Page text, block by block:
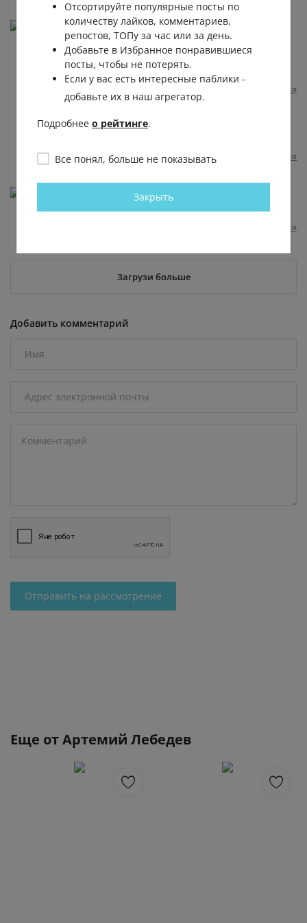
Юлия Старова
Совершенствоваться нужно, но как говаривал
Сальвадор ,батька наш ,Дали: " Не бойтесь
совершенства, вам его не достичь")
1 год назад Пожаловаться
Ольга Ольга
1 год назад 0 0 Пожаловаться
Золотые слова 🤘😎
Пожаловаться
Загрузи больше
Добавить комментарий
Отправить на рассмотрение
Еще отАртемий Лебедев
Отсортируйте популярные посты по
количеству лайков, комментариев,
репостов, ТОПу за час или за день.
Добавьте в Избранное понравившиеся
посты, чтобы не потерять.
Если у вас есть интересные паблики -
добавьте их в наш агрегатор.
Подробнее о рейтинге.
Все понял, больше не показывать
Закрыть